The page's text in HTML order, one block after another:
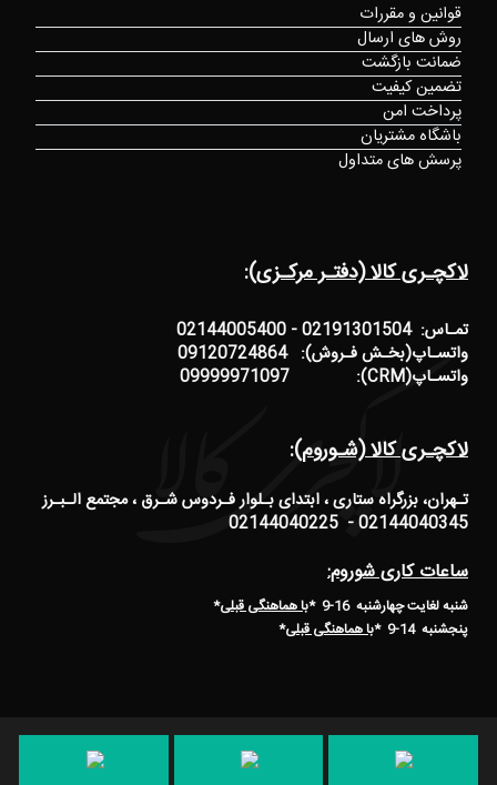
لاکچـری کالا (دفتـر مرکـزی):
تمـاس: 02191301504 - 02144005400
واتسـاپ(بخـش فـروش): 09120724864
واتسـاپ(CRM): 09999971097
لاکچـری کالا (شـوروم):
تـهران، بزرگراه ستاری ، ابتدای بـلوار فـردوس شـرق ، مجتمع الـبـرز
02144040345 - 02144040225
ساعات کاری شوروم:
شنبه لغایت چهارشنبه 16-9 * با هماهنگی قبلی*
پنجشنبه 14-9
*با هماهنگی قبلی*
قوانین و مقررات
روش های ارسال
ضمانت بازگشت
تضمین کیفیت
پرداخت امن
باشگاه مشتریان
پرسش های متداول